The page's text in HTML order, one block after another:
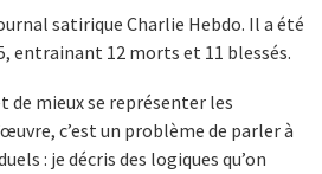
satirique Charlie Hebdo. Il a été
entrainant 12 morts et 11 blessés.
de mieux se représenter les
c’est un problème de parler à
: je décris des logiques qu’on